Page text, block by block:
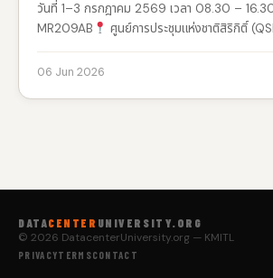
วันที่ 1–3 กรกฎาคม 2569 เวลา 08.30 –
MR209AB
ศูนย์การประชุมแห่งชาติสิริกิติ์
กรุงเทพมหานคร
งานแสดงเทคโนโลยีพลังง
ยั่งยืนที่ใหญ่ที่สุดแห่งหนึ่งของเอเชียภายในงานพ
06 Jun 2026
DATACENTER UNIVERSITY.ORG
© 2026 DatacenterUniversity.org — KMITL
PRIVACYTERMSCONTACT